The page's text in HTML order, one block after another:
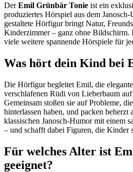
DerEmil Grünbär Tonie ist ein
produziertes Hörspiel aus dem
gestaltete Hörfigur bringt Natur,
Kinderzimmer – ganz ohne Bildschirm.
viele weitere spannende Hörspiele für
Was hört dein Kind bei
Die Hörfigur begleitet Emil, die
verschlafenen Rüdi von Lieberbaum auf
Gemeinsam stoßen sie auf Probleme,
hinterlassen haben, und packen
klassischen Janosch-Humor mit einem
– und schafft dabei Figuren, die Kinder
Für welches Alter ist
geeignet?